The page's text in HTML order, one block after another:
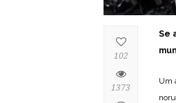
Se
Um
102
1373